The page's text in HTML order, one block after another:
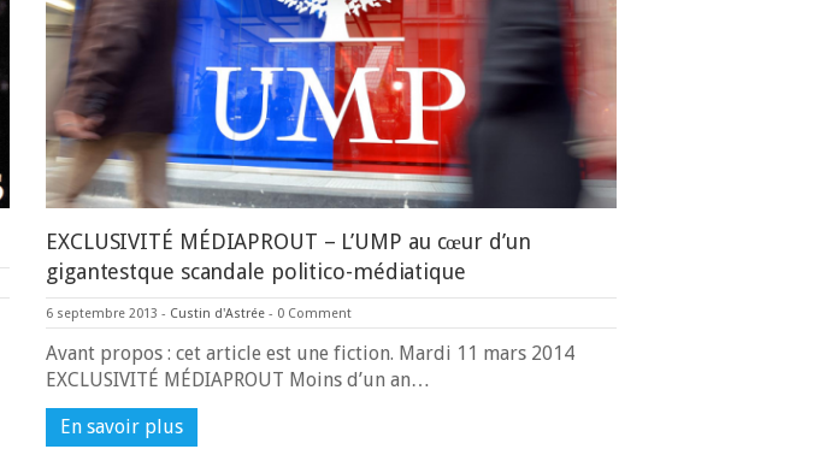
EXCLUSIVITÉ MÉDIAPROUT – L’UMP au cœur d’un
gigantestque scandale politico-médiatique
6 septembre 2013 - Custin d'Astrée - 0 Comment
Avant propos : cet article est une fiction. Mardi 11 mars 2014
EXCLUSIVITÉ MÉDIAPROUT Moins d’un an…
En savoir plus